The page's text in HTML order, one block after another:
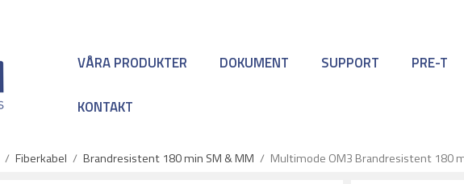
VÅRA PRODUKTER DOKUMENT SUPPORT PRE-T
KONTAKT
/ Fiberkabel / Brandresistent 180 min SM & MM / Multimode OM3 Brandresistent 180